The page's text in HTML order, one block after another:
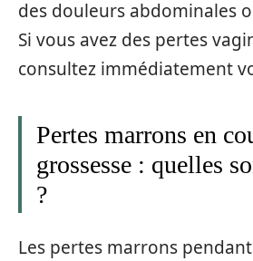
des douleurs abdominales
Si vous avez des pertes
consultez immédiatement
Pertes marrons en
grossesse : quelles
?
Les pertes marrons